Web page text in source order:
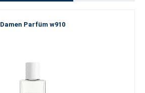
Damen Parfüm w910